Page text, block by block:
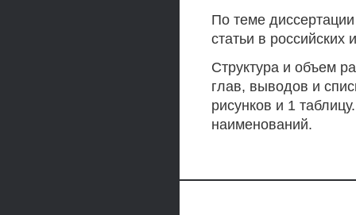
По теме
статьи в
Структура и объем
глав, выводов и
рисунков и 1
наименований.